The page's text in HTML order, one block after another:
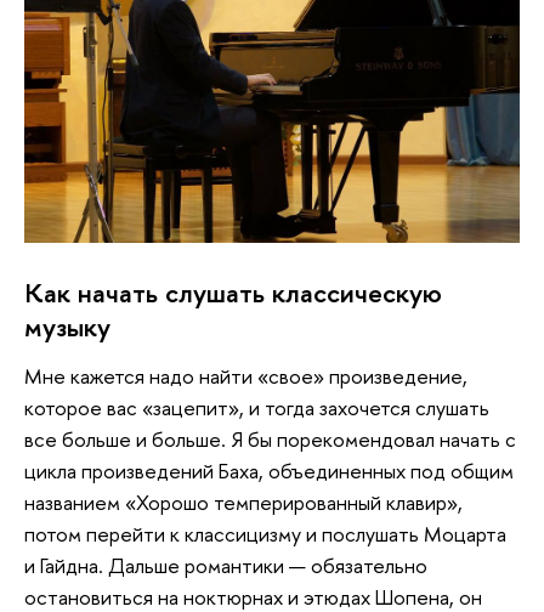
Как начать слушать классическую
музыку
Мне кажется надо найти «свое» произведение,
которое вас «зацепит», и тогда захочется слушать
все больше и больше. Я бы порекомендовал начать с
цикла произведений Баха, объединенных под общим
названием «Хорошо темперированный клавир»,
потом перейти к классицизму и послушать Моцарта
и Гайдна. Дальше романтики — обязательно
остановиться на ноктюрнах и этюдах Шопена, он